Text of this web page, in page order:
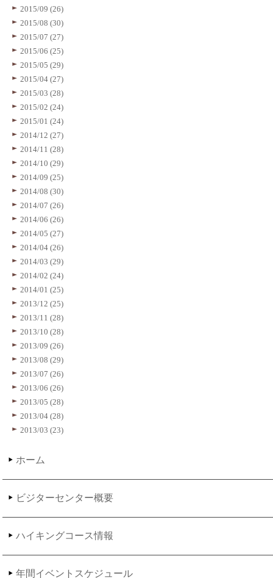
2015/09 (26)
2015/08 (30)
2015/07 (27)
2015/06 (25)
2015/05 (29)
2015/04 (27)
2015/03 (28)
2015/02 (24)
2015/01 (24)
2014/12 (27)
2014/11 (28)
2014/10 (29)
2014/09 (25)
2014/08 (30)
2014/07 (26)
2014/06 (26)
2014/05 (27)
2014/04 (26)
2014/03 (29)
2014/02 (24)
2014/01 (25)
2013/12 (25)
2013/11 (28)
2013/10 (28)
2013/09 (26)
2013/08 (29)
2013/07 (26)
2013/06 (26)
2013/05 (28)
2013/04 (28)
2013/03 (23)
ホーム
ビジターセンター概要
ハイキングコース情報
年間イベントスケジュール